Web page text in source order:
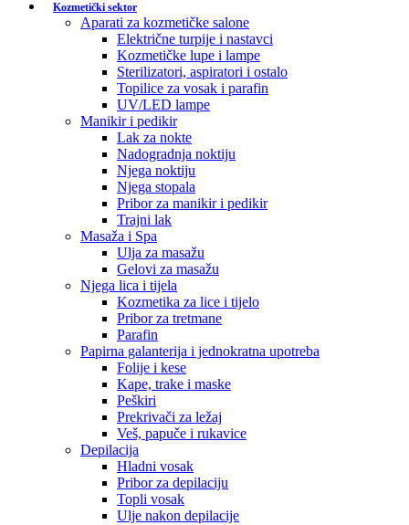
Kozmetički sektor
Aparati za kozmetičke salone
Električne turpije i nastavci
Kozmetičke lupe i lampe
Sterilizatori, aspiratori i ostalo
Topilice za vosak i parafin
UV/LED lampe
Manikir i pedikir
Lak za nokte
Nadogradnja noktiju
Njega noktiju
Njega stopala
Pribor za manikir i pedikir
Trajni lak
Masaža i Spa
Ulja za masažu
Gelovi za masažu
Njega lica i tijela
Kozmetika za lice i tijelo
Pribor za tretmane
Parafin
Papirna galanterija i jednokratna upotreba
Folije i kese
Kape, trake i maske
Peškiri
Prekrivači za ležaj
Veš, papuče i rukavice
Depilacija
Hladni vosak
Pribor za depilaciju
Topli vosak
Ulje nakon depilacije